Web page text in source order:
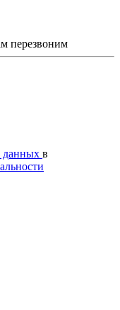
перезвоним
данных в